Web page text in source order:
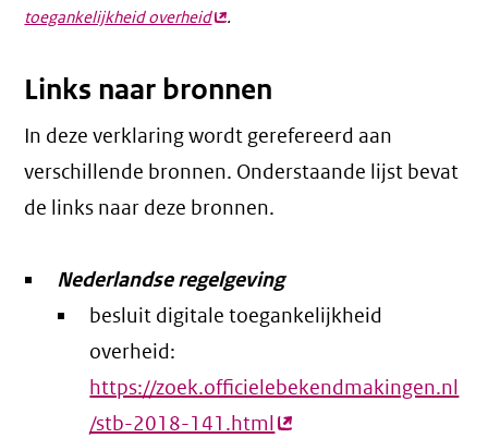
toegankelijkheid overheid(externe
.
Links naar bronnen
In deze verklaring wordt gerefereerd aan
verschillende bronnen. Onderstaande lijst bevat
de links naar deze bronnen.
Nederlandse regelgeving
besluit digitale toegankelijkheid
overheid:
https://zoek.officielebekendmakingen.nl
/stb-2018-141.html(externe